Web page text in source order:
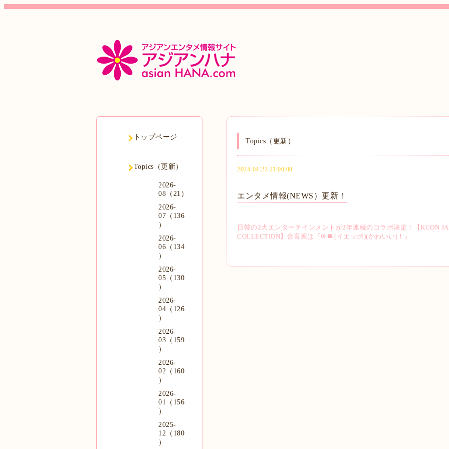
Topics（更新）
2024-04-22 21:00:00
エンタメ情報(NEWS）更新！
日韓の2大エンターテインメントが2年連続のコラボ決定！【KCON
COLLECTION】合言葉は『예뻐(イエッポ)(かわいい)！』
トップページ
Topics（更新）
2026-
08（21）
2026-
07（136
）
2026-
06（134
）
2026-
05（130
）
2026-
04（126
）
2026-
03（159
）
2026-
02（160
）
2026-
01（156
）
2025-
12（180
）